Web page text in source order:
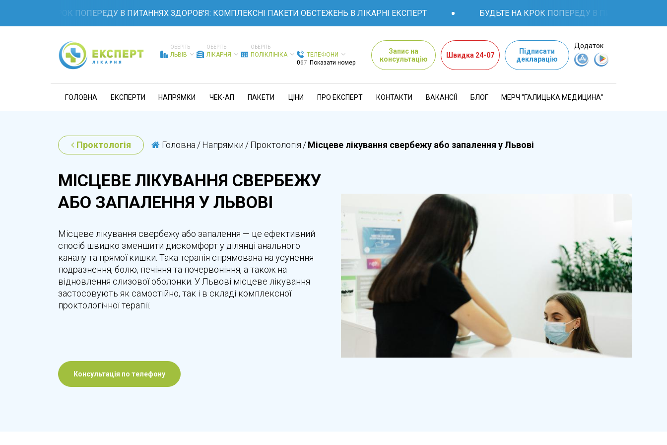
НА КРОК ПОПЕРЕДУ В ПИТАННЯХ ЗДОРОВ'Я: КОМПЛЕКСНІ ПАКЕТИ ОБСТЕЖЕНЬ В ЛІКАРНІ ЕКСПЕРТ БУДЬТЕ НА КРОК ПОПЕРЕДУ В ПИТАННЯХ ЗДОРОВ'Я:
ОБЕРІТЬ
ЛЬВІВ
ОБЕРІТЬ
ЛІКАРНЯ
ОБЕРІТЬ
ПОЛІКЛІНІКА
ТЕЛЕФОНИ
067 Показати номер
Запис на
консультацію
Швидка 24-07
Підписати
декларацію
Додаток
ГОЛОВНА ЕКСПЕРТИ НАПРЯМКИ ЧЕК-АП ПАКЕТИ ЦІНИ ПРО ЕКСПЕРТ КОНТАКТИ ВАКАНСІЇ БЛОГ МЕРЧ "ГАЛИЦЬКА МЕДИЦИНА"
Проктологія Головна /Напрямки /Проктологія /Місцеве лікування свербежу або запалення у Львові
МІСЦЕВЕ ЛІКУВАННЯ СВЕРБЕЖУ
АБО ЗАПАЛЕННЯ У ЛЬВОВІ
Місцеве лікування свербежу або запалення — це ефективний
спосіб швидко зменшити дискомфорт у ділянці анального
каналу та прямої кишки. Така терапія спрямована на усунення
подразнення, болю, печіння та почервоніння, а також на
відновлення слизової оболонки. У Львові місцеве лікування
застосовують як самостійно, так і в складі комплексної
проктологічної терапії.
Консультація по телефону